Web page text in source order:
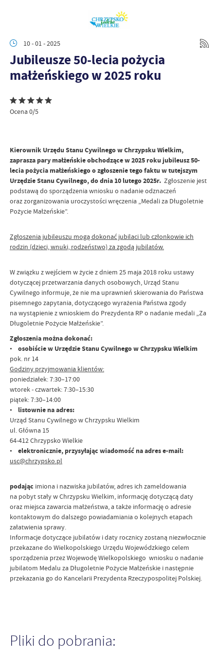
10 - 01 - 2025
Jubileusze 50-lecia pożycia
małżeńskiego w 2025 roku
Ocena 0/5
Kierownik Urzędu Stanu Cywilnego w Chrzypsku Wielkim,
zaprasza pary małżeńskie obchodzące w 2025 roku jubileusz 50-
lecia pożycia małżeńskiego o zgłoszenie tego faktu w tutejszym
Urzędzie Stanu Cywilnego, do dnia 10 lutego 2025r. Zgłoszenie jest
podstawą do sporządzenia wniosku o nadanie odznaczeń
oraz zorganizowania uroczystości wręczenia „Medali za Długoletnie
Pożycie Małżeńskie”.
Zgłoszenia jubileuszu mogą dokonać jubilaci lub członkowie ich
rodzin (dzieci, wnuki, rodzeństwo) za zgodą jubilatów.
W związku z wejściem w życie z dniem 25 maja 2018 roku ustawy
dotyczącej przetwarzania danych osobowych, Urząd Stanu
Cywilnego informuje, że nie ma uprawnień skierowania do Państwa
pisemnego zapytania, dotyczącego wyrażenia Państwa zgody
na wystąpienie z wnioskiem do Prezydenta RP o nadanie medali „Za
Długoletnie Pożycie Małżeńskie”.
Zgłoszenia można dokonać:
• osobiście w Urzędzie Stanu Cywilnego w Chrzypsku Wielkim
pok. nr 14
Godziny przyjmowania klientów:
poniedziałek: 7:30–17:00
wtorek - czwartek: 7:30–15:30
piątek: 7:30–14:00
• listownie na adres:
Urząd Stanu Cywilnego w Chrzypsku Wielkim
ul. Główna 15
64-412 Chrzypsko Wielkie
• elektronicznie, przysyłając wiadomość na adres e-mail:
usc@chrzypsko.pl
podając imiona i nazwiska jubilatów, adres ich zameldowania
na pobyt stały w Chrzypsku Wielkim, informację dotyczącą daty
oraz miejsca zawarcia małżeństwa, a także informację o adresie
kontaktowym do dalszego powiadamiania o kolejnych etapach
załatwienia sprawy.
Informacje dotyczące jubilatów i daty rocznicy zostaną niezwłocznie
przekazane do Wielkopolskiego Urzędu Wojewódzkiego celem
sporządzenia przez Wojewodę Wielkopolskiego wniosku o nadanie
jubilatom Medalu za Długoletnie Pożycie Małżeńskie i następnie
przekazania go do Kancelarii Prezydenta Rzeczypospolitej Polskiej.
Pliki do pobrania: